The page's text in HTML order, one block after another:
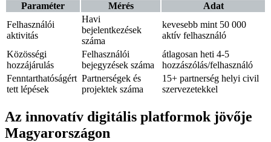
Paraméter Mérés
Adat
Felhasználói
aktivitás
Havi
bejelentkezések
száma
kevesebb mint 50 000
aktív felhasználó
Közösségi
hozzájárulás
Felhasználói
bejegyzések száma
átlagosan heti 4-5
hozzászólás/felhasználó
Fenntarthatóságért
tett lépések
Partnerségek és
projektek száma
15+ partnerség helyi civil
szervezetekkel
Az innovatív digitális platformok jövője
Magyarországon